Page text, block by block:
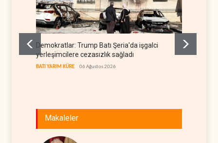
Demokratlar: Trump Batı Şeria'da işgalci
yerleşimcilere cezasızlık sağladı
BATI YARIM KÜRE 06 Ağustos 2026
Makaleler